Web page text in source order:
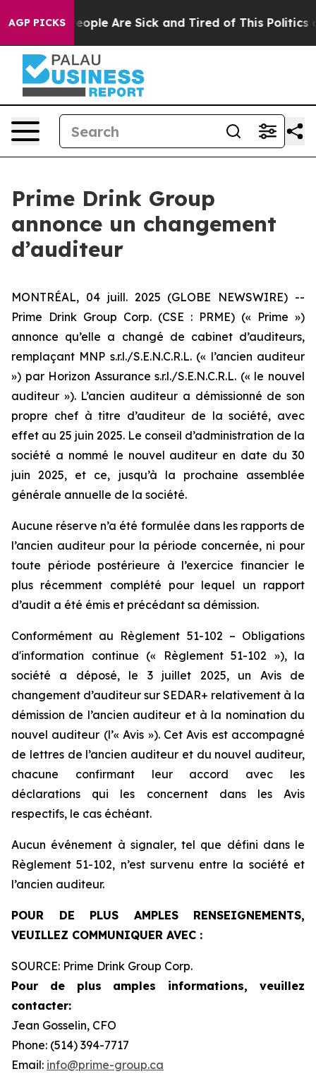
AGP PICKS
Win: “People Are Sick and Tired of This Politics of
Prime Drink Group
annonce un changement
d’auditeur
MONTRÉAL, 04 juill. 2025 (GLOBE NEWSWIRE) --
Prime Drink Group Corp. (CSE : PRME) (« Prime »)
annonce qu’elle a changé de cabinet d’auditeurs,
remplaçant MNP s.r.l./S.E.N.C.R.L. (« l’ancien auditeur
») par Horizon Assurance s.r.l./S.E.N.C.R.L. (« le nouvel
auditeur »). L’ancien auditeur a démissionné de son
propre chef à titre d’auditeur de la société, avec
effet au 25 juin 2025. Le conseil d’administration de la
société a nommé le nouvel auditeur en date du 30
juin 2025, et ce, jusqu’à la prochaine assemblée
générale annuelle de la société.
Aucune réserve n’a été formulée dans les rapports de
l’ancien auditeur pour la période concernée, ni pour
toute période postérieure à l’exercice financier le
plus récemment complété pour lequel un rapport
d’audit a été émis et précédant sa démission.
Conformément au Règlement 51-102 – Obligations
d'information continue (« Règlement 51-102 »), la
société a déposé, le 3 juillet 2025, un Avis de
changement d’auditeur sur SEDAR+ relativement à la
démission de l’ancien auditeur et à la nomination du
nouvel auditeur (l’« Avis »). Cet Avis est accompagné
de lettres de l’ancien auditeur et du nouvel auditeur,
chacune confirmant leur accord avec les
déclarations qui les concernent dans les Avis
respectifs, le cas échéant.
Aucun événement à signaler, tel que défini dans le
Règlement 51-102, n’est survenu entre la société et
l’ancien auditeur.
POUR DE PLUS AMPLES RENSEIGNEMENTS,
VEUILLEZ COMMUNIQUER AVEC :
SOURCE: Prime Drink Group Corp.
Pour de plus amples informations, veuillez
contacter:
Jean Gosselin, CFO
Phone: (514) 394-7717
Email: info@prime-group.ca